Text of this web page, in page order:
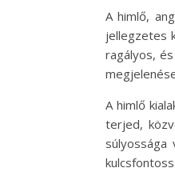
A himlő,
jellegzetes
ragályos,
A himlő
terjed,